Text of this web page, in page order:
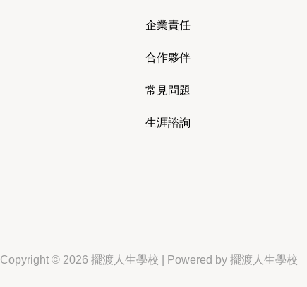
企業責任
合作夥伴
常見問題
生涯諮詢
Copyright © 2026 擺渡人生學校 | Powered by 擺渡人生學校